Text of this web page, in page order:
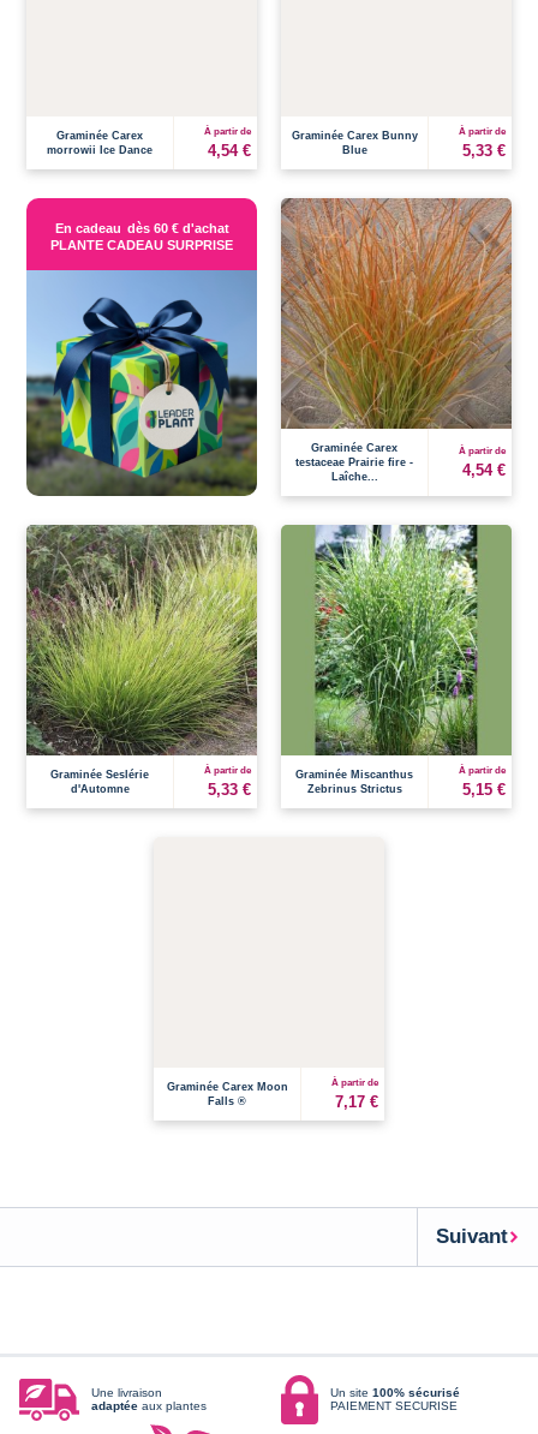
Graminée Carex
morrowii Ice Dance
À partir de
4,54 €
Graminée Carex Bunny
Blue
À partir de
5,33 €
En cadeau dès 60 € d'achat
PLANTE CADEAU SURPRISE
Graminée Carex
testaceae Prairie fire -
Laîche...
À partir de
4,54 €
Graminée Seslérie
d'Automne
À partir de
5,33 €
Graminée Miscanthus
Zebrinus Strictus
À partir de
5,15 €
Graminée Carex Moon
Falls ®
À partir de
7,17 €
Suivant
Une livraison
adaptée aux plantes
Un site 100% sécurisé
PAIEMENT SECURISE